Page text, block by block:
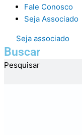
Fale Conosco
Seja Associado
Seja associado
Buscar
Pesquisar